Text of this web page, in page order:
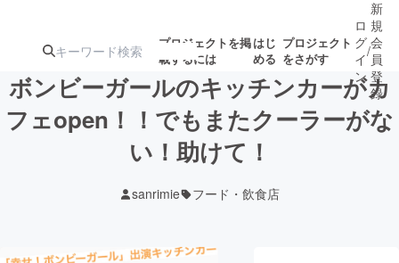
プロジェクトを掲
載するには
はじ
める
プロジェクト
をさがす
注目の新着プロ募集終了が近いプ
ロ
グ
イ
ン
/
新
規
会
員
登
録
ボンビーガールのキッチンカーがカ
フェopen！！でもまたクーラーがな
い！助けて！
sanrimie フード・飲食店